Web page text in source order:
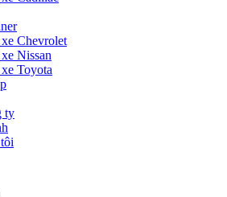
Chevrolet
Nissan
Toyota
ty